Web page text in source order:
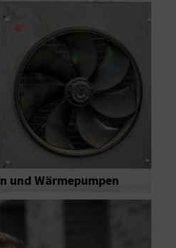
und Wärmepumpen